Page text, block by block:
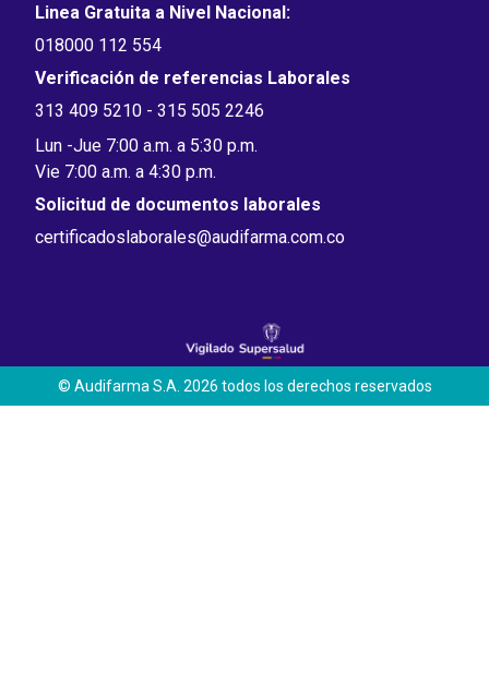
Linea Gratuita a Nivel Nacional:
018000 112 554
Verificación de referencias Laborales
313 409 5210 - 315 505 2246
Lun -Jue 7:00 a.m. a 5:30 p.m.
Vie 7:00 a.m. a 4:30 p.m.
Solicitud de documentos laborales
certificadoslaborales@audifarma.com.co
© Audifarma S.A. 2026 todos los derechos reservados